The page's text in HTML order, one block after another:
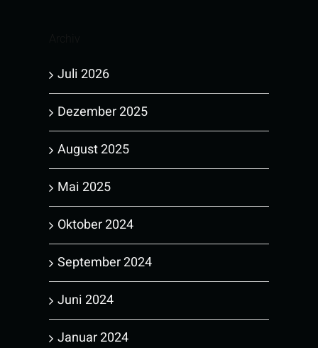
Juli 2026
Dezember 2025
August 2025
Mai 2025
Oktober 2024
September 2024
Juni 2024
Januar 2024